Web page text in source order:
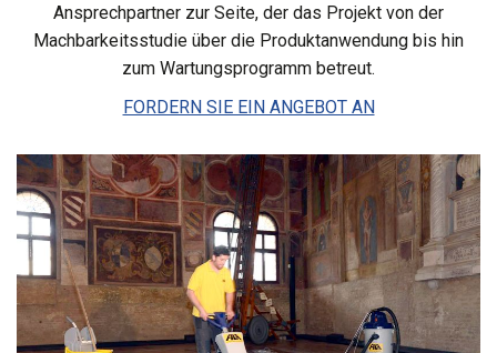
Ansprechpartner zur Seite, der das Projekt von der
Machbarkeitsstudie über die Produktanwendung bis hin
zum Wartungsprogramm betreut.
FORDERN SIE EIN ANGEBOT AN